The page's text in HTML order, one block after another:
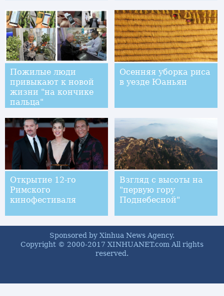
Пожилые люди
привыкают к новой
жизни "на кончике
пальца"
Осенняя уборка риса
в уезде Юаньян
Открытие 12-го
Римского
кинофестиваля
Взгляд с высоты на
"первую гору
Поднебесной"
Sponsored by Xinhua News Agency.
Copyright © 2000-2017 XINHUANET.com All rights
reserved.